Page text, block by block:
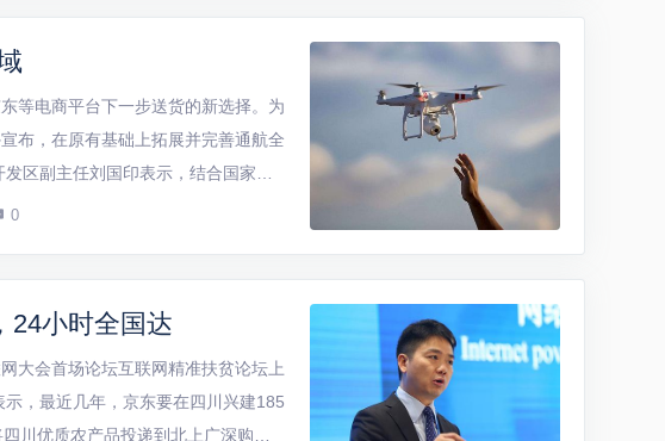
等电商平台下一步送货的新选择。为
布，在原有基础上拓展并完善通航全
区副主任刘国印表示，结合国家大
紧全国无人机产业迅速发展时机，促
0
24小时全国达
大会首场论坛互联网精准扶贫论坛上
，最近几年，京东要在四川兴建185
川优质农产品投递到北上广深购买